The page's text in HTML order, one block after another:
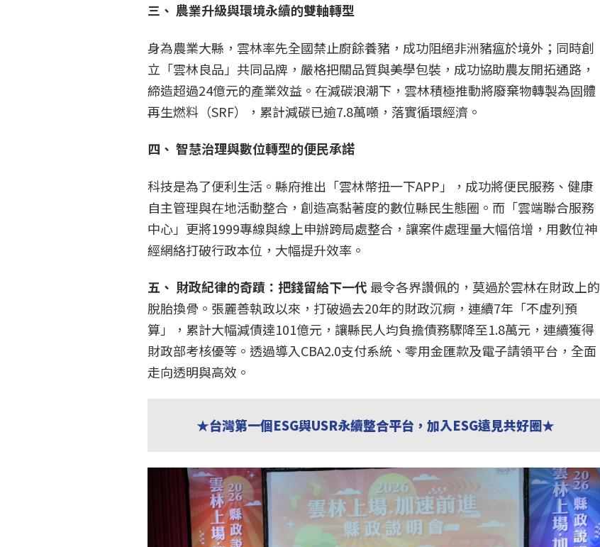
三、 農業升級與環境永續的雙軸轉型
身為農業大縣，雲林率先全國禁止廚餘養豬，成功阻絕非洲豬瘟於境外；同時創
立「雲林良品」共同品牌，嚴格把關品質與美學包裝，成功協助農友開拓通路，
締造超過24億元的產業效益。在減碳浪潮下，雲林積極推動將廢棄物轉製為固體
再生燃料（SRF），累計減碳已逾7.8萬噸，落實循環經濟。
四、智慧治理與數位轉型的便民承諾
科技是為了便利生活。縣府推出「雲林幣扭一下APP」，成功將便民服務、健康
自主管理與在地活動整合，創造高黏著度的數位縣民生態圈。而「雲端聯合服務
中心」更將1999專線與線上申辦跨局處整合，讓案件處理量大幅倍增，用數位神
經網絡打破行政本位，大幅提升效率。
五、 財政紀律的奇蹟：把錢留給下一代 最令各界讚佩的，莫過於雲林在財政上的
脫胎換骨。張麗善執政以來，打破過去20年的財政沉痾，連續7年「不虛列預
算」，累計大幅減債達101億元，讓縣民人均負擔債務驟降至1.8萬元，連續獲得
財政部考核優等。透過導入CBA2.0支付系統、零用金匯款及電子請領平台，全面
走向透明與高效。
★台灣第一個ESG與USR永續整合平台，加入ESG遠見共好圈★